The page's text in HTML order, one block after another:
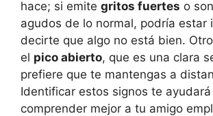
hace; si emite gritos fuertes o
agudos de lo normal, podría estar
decirte que algo no está bien.
el pico abierto, que es una clara
prefiere que te mantengas a
Identificar estos signos te ayudará
comprender mejor a tu amigo